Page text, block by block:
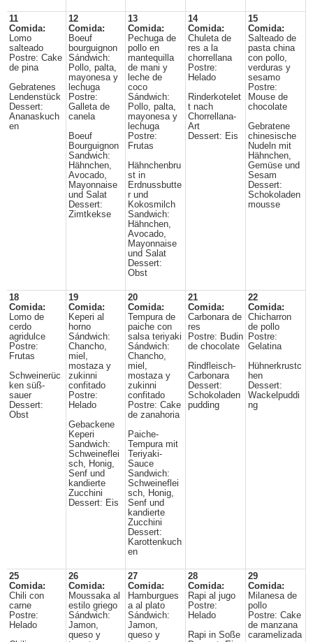
11
Comida:
Lomo
salteado
Postre: Cake
de pina
Gebratenes
Lendenstück
Dessert:
Ananaskuch
en
12
Comida:
Boeuf
bourguignon
Sándwich:
Pollo, palta,
mayonesa y
lechuga
Postre:
Galleta de
canela
Boeuf
Bourguignon
Sandwich:
Hähnchen,
Avocado,
Mayonnaise
und Salat
Dessert:
Zimtkekse
13
Comida:
Pechuga de
pollo en
mantequilla
de mani y
leche de
coco
Sándwich:
Pollo, palta,
mayonesa y
lechuga
Postre:
Frutas
Hähnchenbru
st in
Erdnussbutte
r und
Kokosmilch
Sandwich:
Hähnchen,
Avocado,
Mayonnaise
und Salat
Dessert:
Obst
14
Comida:
Chuleta de
res a la
chorrellana
Postre:
Helado
Rinderkotelet
t nach
Chorrellana-
Art
Dessert: Eis
15
Comida:
Salteado de
pasta china
con pollo,
verduras y
sesamo
Postre:
Mouse de
chocolate
Gebratene
chinesische
Nudeln mit
Hähnchen,
Gemüse und
Sesam
Dessert:
Schokoladen
mousse
18
Comida:
Lomo de
cerdo
agridulce
Postre:
Frutas
Schweinerüc
ken süß-
sauer
Dessert:
Obst
19
Comida:
Keperi al
horno
Sándwich:
Chancho,
miel,
mostaza y
zukinni
confitado
Postre:
Helado
Gebackene
Keperi
Sandwich:
Schweineflei
sch, Honig,
Senf und
kandierte
Zucchini
Dessert: Eis
20
Comida:
Tempura de
paiche con
salsa teriyaki
Sándwich:
Chancho,
miel,
mostaza y
zukinni
confitado
Postre: Cake
de zanahoria
Paiche-
Tempura mit
Teriyaki-
Sauce
Sandwich:
Schweineflei
sch, Honig,
Senf und
kandierte
Zucchini
Dessert:
Karottenkuch
en
21
Comida:
Carbonara de
res
Postre: Budin
de chocolate
Rindfleisch-
Carbonara
Dessert:
Schokoladen
pudding
22
Comida:
Chicharron
de pollo
Postre:
Gelatina
Hühnerkrustc
hen
Dessert:
Wackelpuddi
ng
25
Comida:
Chili con
carne
Postre:
Helado
26
Comida:
Moussaka al
estilo griego
Sándwich:
Jamon,
queso y
27
Comida:
Hamburgues
a al plato
Sándwich:
Jamon,
queso y
28
Comida:
Rapi al jugo
Postre:
Helado
Rapi in Soße
29
Comida:
Milanesa de
pollo
Postre: Cake
de manzana
caramelizada